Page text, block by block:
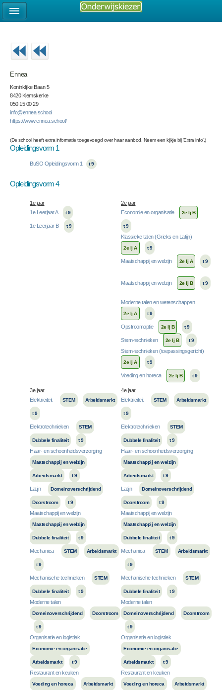
Ennea
Koninklijke Baan 5
8420 Klemskerke
050 15 00 29
info@ennea.school
https://www.ennea.school/
(De school heeft extra informatie toegevoegd over haar aanbod. Neem een kijkje bij 'Extra info'.)
Opleidingsvorm 1
BuSO Opleidingsvorm 1 t 9
Opleidingsvorm 4
1e jaar
2e jaar
1e Leerjaar A
t 9
1e Leerjaar B t 9
Economie en organisatie 2e lj B
t 9
Klassieke talen (Grieks en Latijn)
2e lj A t 9
Maatschappij en welzijn 2e lj A t 9
Maatschappij en welzijn 2e lj B t 9
Moderne talen en wetenschappen
2e lj A t 9
Opstroomoptie 2e lj B t 9
Stem-technieken 2e lj B t 9
Stem-technieken (toepassingsgericht)
2e lj A t 9
Voeding en horeca 2e lj B t 9
3e jaar
4e jaar
Elektriciteit
STEM Arbeidsmarkt
t 9
Elektrotechnieken STEM
Dubbele finaliteit t 9
Haar- en schoonheidsverzorging
Maatschappij en welzijn
Arbeidsmarkt t 9
Latijn Domeinoverschrijdend
Doorstroom t 9
Maatschappij en welzijn
Maatschappij en welzijn
Dubbele finaliteit t 9
Mechanica STEM Arbeidsmarkt
t 9
Mechanische technieken STEM
Dubbele finaliteit t 9
Moderne talen
Domeinoverschrijdend Doorstroom
t 9
Organisatie en logistiek
Economie en organisatie
Arbeidsmarkt t 9
Restaurant en keuken
Voeding en horeca Arbeidsmarkt
Elektriciteit STEM Arbeidsmarkt
t 9
Elektrotechnieken STEM
Dubbele finaliteit t 9
Haar- en schoonheidsverzorging
Maatschappij en welzijn
Arbeidsmarkt t 9
Latijn Domeinoverschrijdend
Doorstroom t 9
Maatschappij en welzijn
Maatschappij en welzijn
Dubbele finaliteit t 9
Mechanica STEM Arbeidsmarkt
t 9
Mechanische technieken STEM
Dubbele finaliteit t 9
Moderne talen
Domeinoverschrijdend Doorstroom
t 9
Organisatie en logistiek
Economie en organisatie
Arbeidsmarkt t 9
Restaurant en keuken
Voeding en horeca Arbeidsmarkt